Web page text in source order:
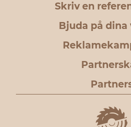
Skriv en
Bjuda på dina